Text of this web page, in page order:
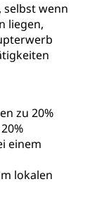
selbst wenn
liegen,
zu 20%
einem
lokalen
dritte
Luzern)